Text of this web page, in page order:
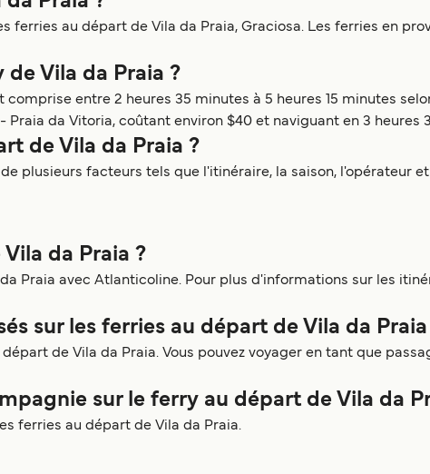
ferries au départ de Vila da Praia, Graciosa. Les ferries en
Vila da Praia ?
entre 2 heures 35 minutes à 5 heures 15 minutes
da Vitoria, coûtant environ $40 et naviguant en 3 heures
de Vila da Praia ?
plusieurs facteurs tels que l'itinéraire, la saison, l'opérateur
da Praia ?
Praia avec Atlanticoline. Pour plus d'informations sur les
sur les ferries au départ de Vila da Praia
de Vila da Praia. Vous pouvez voyager en tant que
sur le ferry au départ de Vila da
ferries au départ de Vila da Praia.